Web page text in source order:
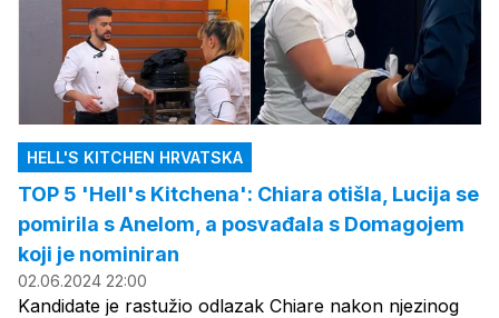
HELL'S KITCHEN HRVATSKA
TOP 5 'Hell's Kitchena': Chiara otišla, Lucija se
pomirila s Anelom, a posvađala s Domagojem
koji je nominiran
02.06.2024 22:00
Kandidate je rastužio odlazak Chiare nakon njezinog